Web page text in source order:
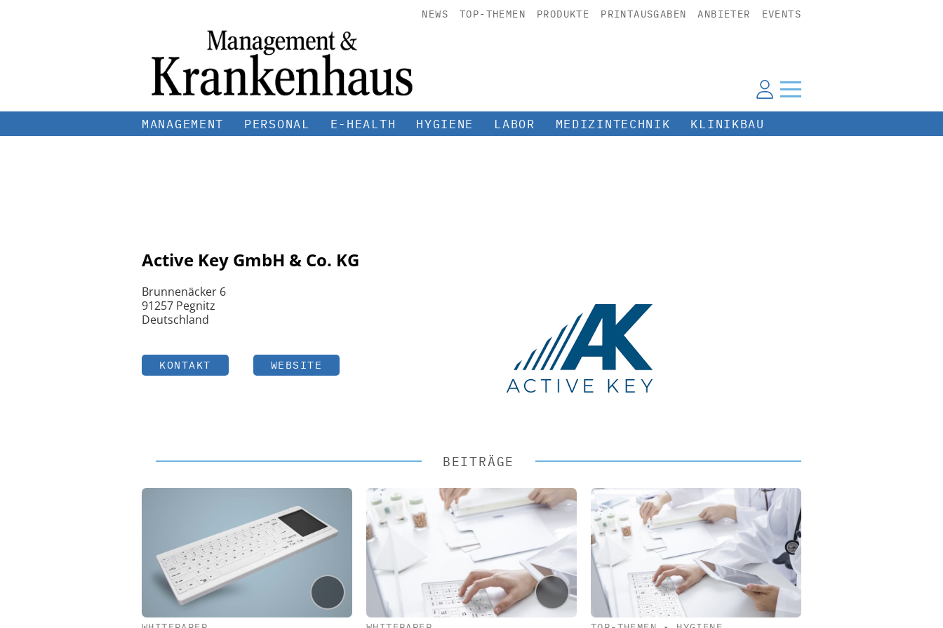
NEWS TOP-THEMEN PRODUKTE PRINTAUSGABEN ANBIETER EVENTS
MANAGEMENT PERSONAL E-HEALTH HYGIENE LABOR MEDIZINTECHNIK KLINIKBAU
Active Key GmbH & Co. KG
Brunnenäcker 6
91257 Pegnitz
Deutschland
KONTAKT WEBSITE
BEITRÄGE